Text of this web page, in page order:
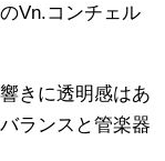
Vn.コンチェル
きに透明感はあ
ランスと管楽器